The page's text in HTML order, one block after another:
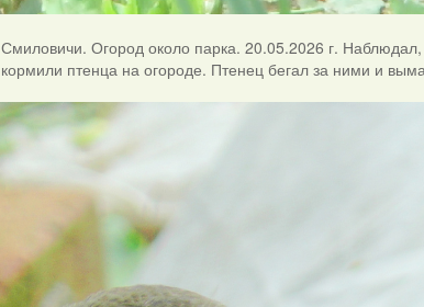
Смиловичи. Огород около парка. 20.05.2026 г.
кормили птенца на огороде. Птенец бегал за ними и